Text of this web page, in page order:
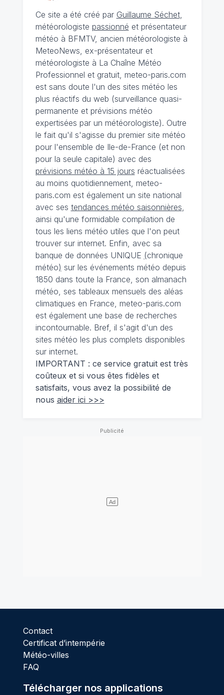
Ce site a été créé par Guillaume Séchet,
météorologiste passionné et présentateur
météo à BFMTV, ancien météorologiste à
MeteoNews, ex-présentateur et
météorologiste à La Chaîne Météo
Professionnel et gratuit, meteo-paris.com
est sans doute l'un des sites météo les
plus réactifs du web (surveillance quasi-
permanente et prévisions météo
expertisées par un météorologiste). Outre
le fait qu'il s'agisse du premier site météo
pour l'ensemble de Ile-de-France (et non
pour la seule capitale) avec des
prévisions météo à 15 jours réactualisées
au moins quotidiennement, meteo-
paris.com est également un site national
avec ses tendances météo saisonnières,
ainsi qu'une formidable compilation de
tous les liens météo utiles que l'on peut
trouver sur internet. Enfin, avec sa
banque de données UNIQUE (chronique
météo) sur les événements météo depuis
1850 dans toute la France, son almanach
météo, ses tableaux mensuels des aléas
climatiques en France, meteo-paris.com
est également une base de recherches
incontournable. Bref, il s'agit d'un des
sites météo les plus complets disponibles
sur internet.
IMPORTANT : ce service gratuit est très
coûteux et si vous êtes fidèles et
satisfaits, vous avez la possibilité de
nous aider ici >>>
Contact
Certificat d’intempérie
Météo-villes
FAQ
Télécharger nos applications